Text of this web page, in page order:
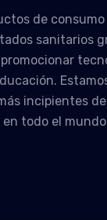
de
sanitarios
incipientes
todo el